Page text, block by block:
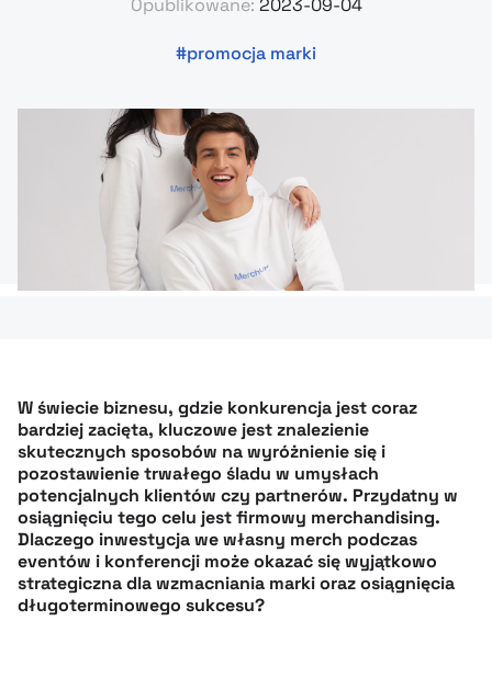
Opublikowane: 2023-09-04
promocja marki
W świecie biznesu, gdzie konkurencja jest coraz
bardziej zacięta, kluczowe jest znalezienie
skutecznych sposobów na wyróżnienie się i
pozostawienie trwałego śladu w umysłach
potencjalnych klientów czy partnerów. Przydatny w
osiągnięciu tego celu jest firmowy merchandising.
Dlaczego inwestycja we własny merch podczas
eventów i konferencji może okazać się wyjątkowo
strategiczna dla wzmacniania marki oraz osiągnięcia
długoterminowego sukcesu?